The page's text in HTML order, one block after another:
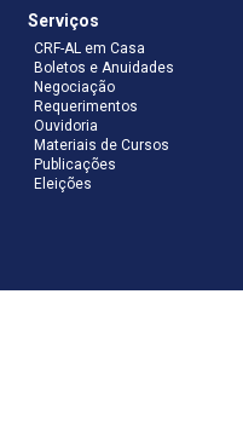
Serviços
CRF-AL em Casa
Boletos e Anuidades
Negociação
Requerimentos
Ouvidoria
Materiais de Cursos
Publicações
Eleições